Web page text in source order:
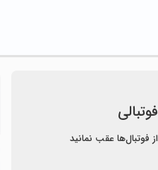
فوتبالی
از فوتبال‌ها عقب نمانید